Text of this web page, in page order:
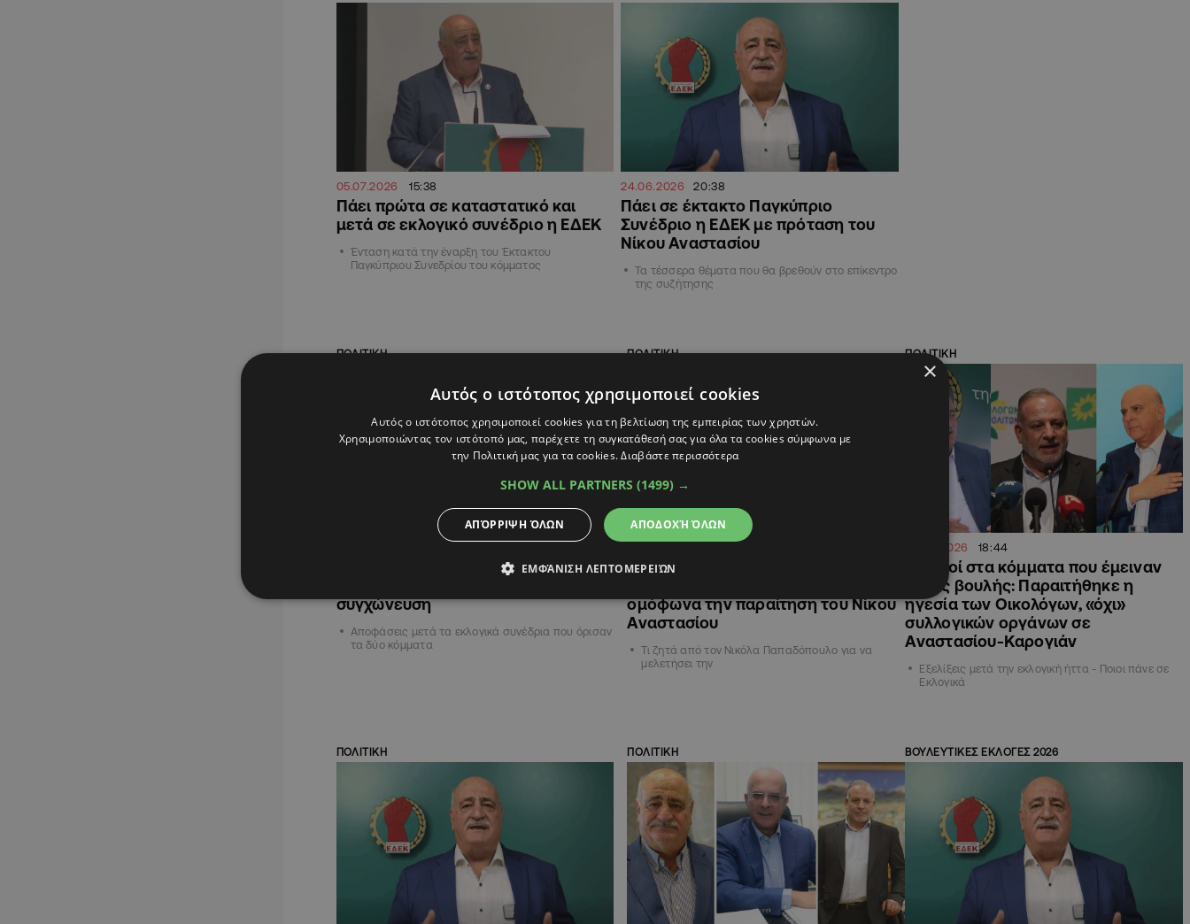
05.07.2026 15:38
Πάει πρώτα σε καταστατικό και
μετά σε εκλογικό συνέδριο η ΕΔΕΚ
Ένταση κατά την έναρξη του Έκτακτου
Παγκύπριου Συνεδρίου του κόμματος
24.06.2026 20:38
Πάει σε έκτακτο Παγκύπριο
Συνέδριο η ΕΔΕΚ με πρόταση του
Νίκου Αναστασίου
Τα τέσσερα θέματα που θα βρεθούν στο επίκεντρο
της συζήτησης
ΠΟΛΙΤΙΚΗ
Παπαδούρης-Αναστασίου: Έτοιμοι
συγχώνευση
Αποφάσεις μετά τα εκλογικά συνέδρια που όρισαν
τα δύο κόμματα
ΠΟΛΙΤΙΚΗ
«Δεν είναι εύκολα τα πράγματα για
ομόφωνα την παραίτηση του Νίκου
Αναστασίου
Τι ζητά από τον Νικόλα Παπαδόπουλο για να
μελετήσει την
ΠΟΛΙΤΙΚΗ
07.06.2026 18:44
Τριγμοί στα κόμματα που έμειναν
εκτός βουλής: Παραιτήθηκε η
ηγεσία των Οικολόγων, «όχι»
συλλογικών οργάνων σε
Αναστασίου-Καρογιάν
Εξελίξεις μετά την εκλογική ήττα - Ποιοι πάνε σε
Εκλογικά
ΠΟΛΙΤΙΚΗ ΠΟΛΙΤΙΚΗ ΒΟΥΛΕΥΤΙΚΕΣ ΕΚΛΟΓΕΣ 2026
×
Αυτός ο ιστότοπος χρησιμοποιεί cookies
Αυτός ο ιστότοπος χρησιμοποιεί cookies για τη βελτίωση της εμπειρίας των χρηστών.
Χρησιμοποιώντας τον ιστότοπό μας, παρέχετε τη συγκατάθεσή σας για όλα τα cookies σύμφωνα με
την Πολιτική μας για τα cookies.Διαβάστε περισσότερα
SHOW ALL PARTNERS (1499) →
ΑΠΟΔΟΧΉ ΌΛΩΝ
ΑΠΌΡΡΙΨΗ ΌΛΩΝ
ΕΜΦΆΝΙΣΗ ΛΕΠΤΟΜΕΡΕΙΏΝ